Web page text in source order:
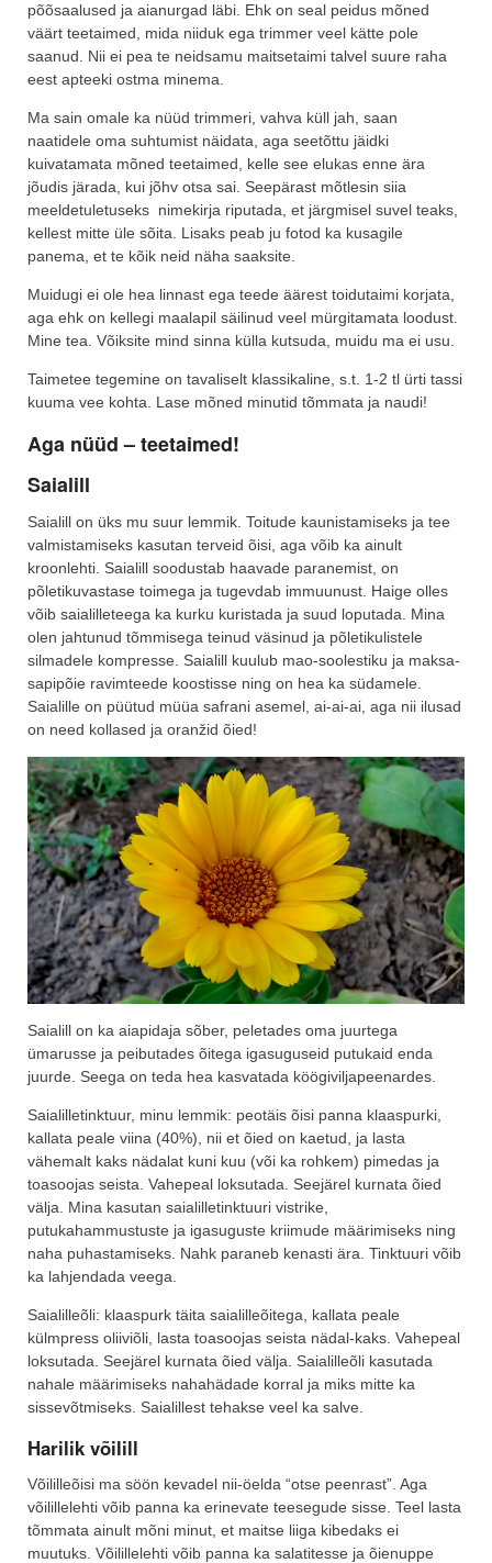
põõsaalused ja aianurgad läbi. Ehk on seal peidus mõned
väärt teetaimed, mida niiduk ega trimmer veel kätte pole
saanud. Nii ei pea te neidsamu maitsetaimi talvel suure raha
eest apteeki ostma minema.
Ma sain omale ka nüüd trimmeri, vahva küll jah, saan
naatidele oma suhtumist näidata, aga seetõttu jäidki
kuivatamata mõned teetaimed, kelle see elukas enne ära
jõudis järada, kui jõhv otsa sai. Seepärast mõtlesin siia
meeldetuletuseks nimekirja riputada, et järgmisel suvel teaks,
kellest mitte üle sõita. Lisaks peab ju fotod ka kusagile
panema, et te kõik neid näha saaksite.
Muidugi ei ole hea linnast ega teede äärest toidutaimi korjata,
aga ehk on kellegi maalapil säilinud veel mürgitamata loodust.
Mine tea. Võiksite mind sinna külla kutsuda, muidu ma ei usu.
Taimetee tegemine on tavaliselt klassikaline, s.t. 1-2 tl ürti tassi
kuuma vee kohta. Lase mõned minutid tõmmata ja naudi!
Aga nüüd – teetaimed!
Saialill
Saialill on üks mu suur lemmik. Toitude kaunistamiseks ja tee
valmistamiseks kasutan terveid õisi, aga võib ka ainult
kroonlehti. Saialill soodustab haavade paranemist, on
põletikuvastase toimega ja tugevdab immuunust. Haige olles
võib saialilleteega ka kurku kuristada ja suud loputada. Mina
olen jahtunud tõmmisega teinud väsinud ja põletikulistele
silmadele kompresse. Saialill kuulub mao-soolestiku ja maksa-
sapipõie ravimteede koostisse ning on hea ka südamele.
Saialille on püütud müüa safrani asemel, ai-ai-ai, aga nii ilusad
on need kollased ja oranžid õied!
Saialill on ka aiapidaja sõber, peletades oma juurtega
ümarusse ja peibutades õitega igasuguseid putukaid enda
juurde. Seega on teda hea kasvatada köögiviljapeenardes.
Saialilletinktuur, minu lemmik: peotäis õisi panna klaaspurki,
kallata peale viina (40%), nii et õied on kaetud, ja lasta
vähemalt kaks nädalat kuni kuu (või ka rohkem) pimedas ja
toasoojas seista. Vahepeal loksutada. Seejärel kurnata õied
välja. Mina kasutan saialilletinktuuri vistrike,
putukahammustuste ja igasuguste kriimude määrimiseks ning
naha puhastamiseks. Nahk paraneb kenasti ära. Tinktuuri võib
ka lahjendada veega.
Saialilleõli: klaaspurk täita saialilleõitega, kallata peale
külmpress oliiviõli, lasta toasoojas seista nädal-kaks. Vahepeal
loksutada. Seejärel kurnata õied välja. Saialilleõli kasutada
nahale määrimiseks nahahädade korral ja miks mitte ka
sissevõtmiseks. Saialillest tehakse veel ka salve.
Harilik võilill
Võililleõisi ma söön kevadel nii-öelda “otse peenrast”. Aga
võilillelehti võib panna ka erinevate teesegude sisse. Teel lasta
tõmmata ainult mõni minut, et maitse liiga kibedaks ei
muutuks. Võilillelehti võib panna ka salatitesse ja õienuppe